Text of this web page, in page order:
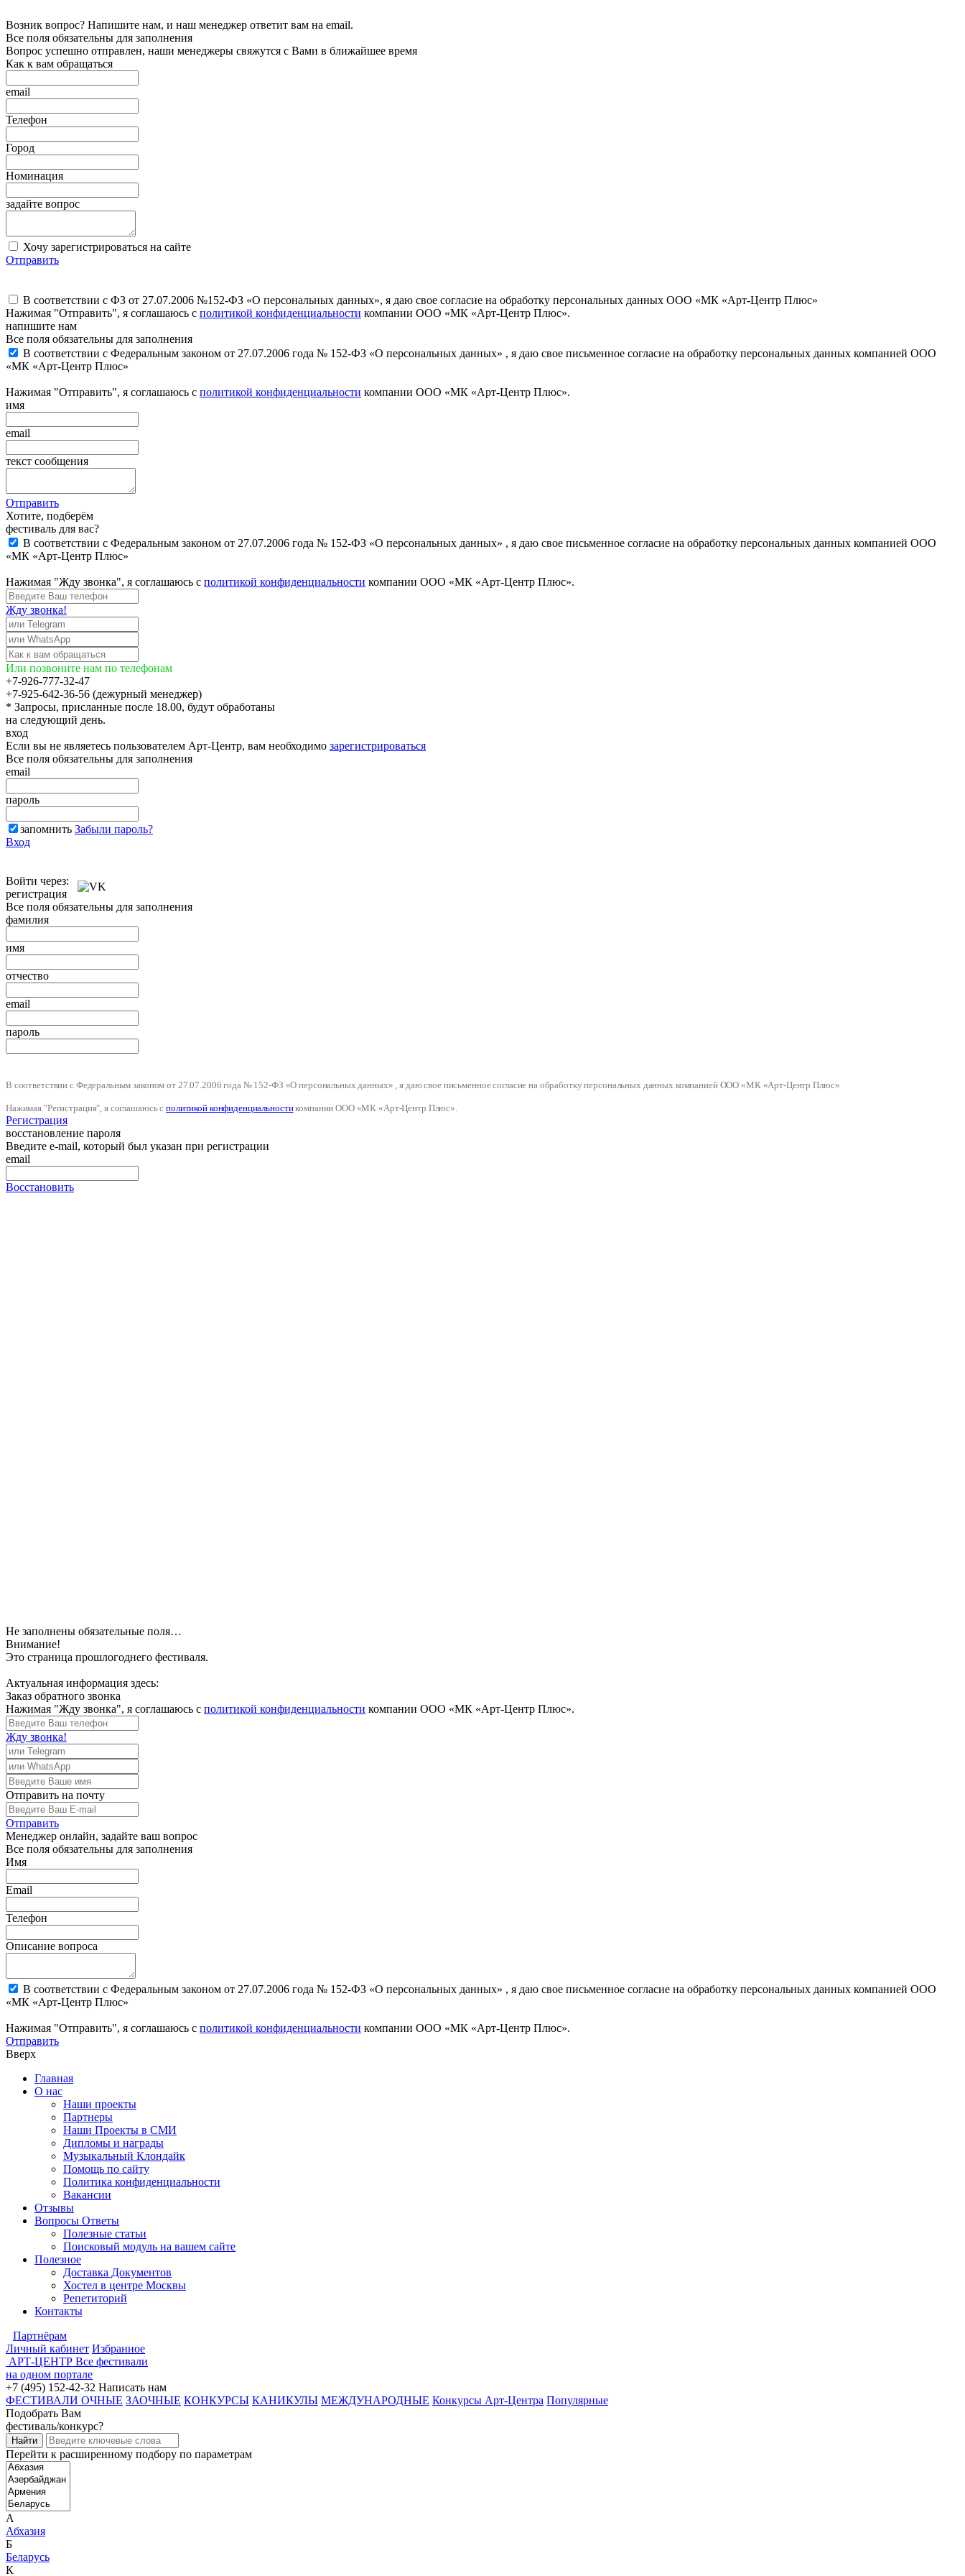
Возник вопрос? Напишите нам, и наш менеджер ответит вам на email.
Все поля обязательны для заполнения
Вопрос успешно отправлен, наши менеджеры свяжутся с Вами в ближайшее время
Как к вам обращаться
email
Телефон
Город
Номинация
задайте вопрос
Хочу зарегистрироваться на сайте
Отправить
В соответствии с ФЗ от 27.07.2006 №152-ФЗ «О персональных данных», я даю свое согласие на обработку персональных данных ООО «МК «Арт-Центр Плюс»
Нажимая "Отправить", я соглашаюсь с политикой конфиденциальности компании ООО «МК «Арт-Центр Плюс».
напишите нам
Все поля обязательны для заполнения
В соответствии с Федеральным законом от 27.07.2006 года № 152-ФЗ «О персональных данных» , я даю свое письменное согласие на обработку персональных данных компанией ООО
«МК «Арт-Центр Плюс»
Нажимая "Отправить", я соглашаюсь с политикой конфиденциальности компании ООО «МК «Арт-Центр Плюс».
имя
email
текст сообщения
Отправить
Хотите, подберём
фестиваль для вас?
В соответствии с Федеральным законом от 27.07.2006 года № 152-ФЗ «О персональных данных» , я даю свое письменное согласие на обработку персональных данных компанией ООО
«МК «Арт-Центр Плюс»
Нажимая "Жду звонка", я соглашаюсь с политикой конфиденциальности компании ООО «МК «Арт-Центр Плюс».
Жду звонка!
Или позвоните нам по телефонам
+7-926-777-32-47
+7-925-642-36-56 (дежурный менеджер)
* Запросы, присланные после 18.00, будут обработаны
на следующий день.
вход
Если вы не являетесь пользователем Арт-Центр, вам необходимо зарегистрироваться
Все поля обязательны для заполнения
email
пароль
запомнить Забыли пароль?
Вход
Войти через:
регистрация
Все поля обязательны для заполнения
фамилия
имя
отчество
email
пароль
В соответствии с Федеральным законом от 27.07.2006 года № 152-ФЗ «О персональных данных» , я даю свое письменное согласие на обработку персональных данных компанией ООО «МК «Арт-Центр Плюс»
Нажимая "Регистрация", я соглашаюсь сполитикой конфиденциальностикомпании ООО «МК «Арт-Центр Плюс».
Регистрация
восстановление пароля
Введите e-mail, который был указан при регистрации
email
Восстановить
Не заполнены обязательные поля…
Внимание!
Это страница прошлогоднего фестиваля.
Актуальная информация здесь:
Заказ обратного звонка
Нажимая "Жду звонка", я соглашаюсь с политикой конфиденциальности компании ООО «МК «Арт-Центр Плюс».
Жду звонка!
Отправить на почту
Отправить
Менеджер онлайн, задайте ваш вопрос
Все поля обязательны для заполнения
Имя
Email
Телефон
Описание вопроса
В соответствии с Федеральным законом от 27.07.2006 года № 152-ФЗ «О персональных данных» , я даю свое письменное согласие на обработку персональных данных компанией ООО
«МК «Арт-Центр Плюс»
Нажимая "Отправить", я соглашаюсь с политикой конфиденциальности компании ООО «МК «Арт-Центр Плюс».
Отправить
Вверх
Главная
О нас
Наши проекты
Партнеры
Наши Проекты в СМИ
Дипломы и награды
Музыкальный Клондайк
Помощь по сайту
Политика конфиденциальности
Вакансии
Отзывы
Вопросы Ответы
Полезные статьи
Поисковый модуль на вашем сайте
Полезное
Доставка Документов
Хостел в центре Москвы
Репетиторий
Контакты
Партнёрам
Личный кабинет Избранное
АРТ-ЦЕНТР Все фестивали
на одном портале
+7 (495) 152-42-32 Написать нам
ФЕСТИВАЛИ ОЧНЫЕ ЗАОЧНЫЕ КОНКУРСЫ КАНИКУЛЫ МЕЖДУНАРОДНЫЕ Конкурсы Арт-Центра Популярные
Подобрать Вам
фестиваль/конкурс?
Перейти к расширенному подбору по параметрам
А
Абхазия
Б
Беларусь
К